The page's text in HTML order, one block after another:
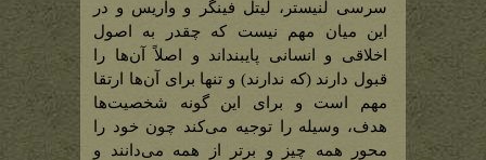
سرسی لنیستر، لیتل فینگر و واریس و در
این میان مهم نیست که چقدر به اصول
اخلاقی و انسانی پایبنداند و اصلاً آن‌ها را
قبول دارند (که ندارند) و تنها برای آن‌ها ارتقا
مهم است و برای این گونه شخصیت‌ها
هدف، وسیله را توجیه می‌کند چون خود را
محور همه چیز و برتر از همه می‌دانند و